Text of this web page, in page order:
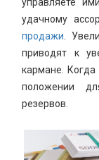
управляете
удачному
продажи.
приводят к
кармане.
положении
резервов.